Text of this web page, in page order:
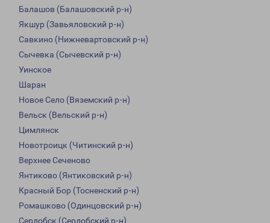
Балашов (Балашовский р-н)
Якшур (Завьяловский р-н)
Савкино (Нижневартовский р-н)
Сычевка (Сычевский р-н)
Уинское
Шаран
Новое Село (Вяземский р-н)
Вельск (Вельский р-н)
Цимлянск
Новотроицк (Читинский р-н)
Верхнее Сеченово
Янтиково (Янтиковский р-н)
Красный Бор (Тосненский р-н)
Ромашково (Одинцовский р-н)
Сердобск (Сердобский р-н)